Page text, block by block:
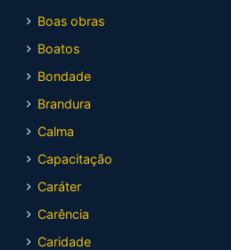
Boas obras
Boatos
Bondade
Brandura
Calma
Capacitação
Caráter
Carência
Caridade